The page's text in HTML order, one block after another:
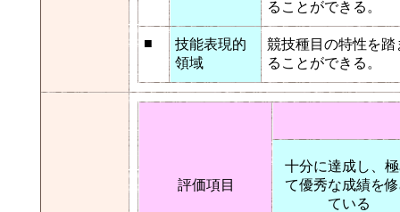
ることができる。
■
技能表現的
領域
競技種目の特性を
ることができる。
評価項目
十分に達成し、
て優秀な成績を
ている